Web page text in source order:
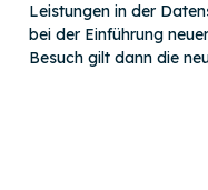
Leistungen in der
bei der Einführung
Besuch gilt dann die